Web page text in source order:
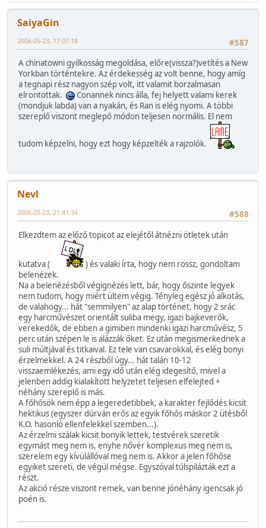
SaiyaGin
#587
2006-05-23, 17:07:18
A chinatowni gyilkosság megoldása, előre(vissza?)vetítés a New
Yorkban történtekre. Az érdekesség az volt benne, hogy amíg
a tegnapi rész nagyon szép volt, itt valamit borzalmasan
elrontottak.
Conannek nincs álla, fej helyett valami kerek
(mondjuk labda) van a nyakán, és Ran is elég nyomi. A többi
szereplő viszont meglepő módon teljesen normális. El nem
tudom képzelni, hogy ezt hogy képzelték a rajzolók.
Nevl
#588
2006-05-23, 21:41:34
Elkezdtem az előző topicot az elejétől átnézni ötletek után
kutatva (
) és valaki írta, hogy nem rossz, gondoltam
belenézek.
Na a belenézésből végignézés lett, bár, hogy őszinte legyek
nem tudom, hogy miért ültem végig. Tényleg egész jó alkotás,
de valahogy... hát "semmilyen" az alap történet, hogy 2 srác
egy harcművészet orientált suliba megy, igazi bajkeverők,
verekedők, de ebben a gimiben mindenki igazi harcművész, 5
perc után szépen le is alázzák őket. Ez után megismerkednek a
suli múltjával és titkaival. Ez tele van csavarokkal, és elég bonyi
érzelmekkel. A 24 részből úgy... hát talán 10-12
visszaemlékezés, ami egy idő után elég idegesítő, mivel a
jelenben addig kialakított helyzetet teljesen elfelejted +
néhány szereplő is más.
A főhősök nem épp a legeredetibbek, a karakter fejlődés kicsit
hektikus (egyszer dúrván erős az egyik főhős máskor 2 ütésből
K.O. hasonló ellenfelekkel szemben...).
Az érzelmi szálak kicsit bonyik lettek, testvérek szeretik
egymást meg nem is, enyhe nővér komplexus meg nem is,
szerelem egy kívülállóval meg nem is. Akkor a jelen főhőse
egyiket szereti, de végül mégse. Egyszóval túlspilázták ezt a
részt.
Az akció része viszont remek, van benne jónéhány igencsak jó
poén is.